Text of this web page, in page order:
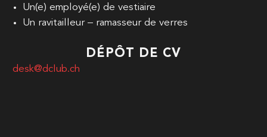
Un(e) employé(e) de vestiaire
Un ravitailleur – ramasseur de verres
DÉPÔT DE CV
desk@dclub.ch